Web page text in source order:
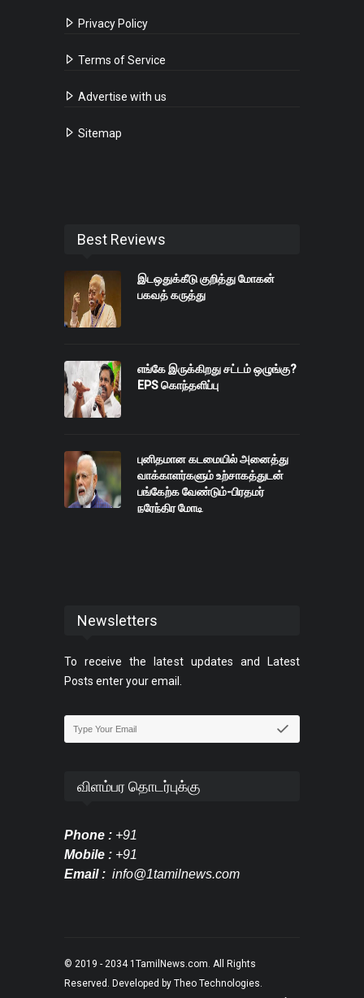
Privacy Policy
Terms of Service
Advertise with us
Sitemap
Best Reviews
இடஒதுக்கீடு குறித்து மோகன்
பகவத் கருத்து
எங்கே இருக்கிறது சட்டம் ஒழுங்கு?
EPS கொந்தளிப்பு
புனிதமான கடமையில் அனைத்து
வாக்காளர்களும் உற்சாகத்துடன்
பங்கேற்க வேண்டும்-பிரதமர்
நரேந்திர மோடி
Newsletters
To receive the latest updates and Latest
Posts enter your email.
விளம்பர தொடர்புக்கு
Phone : +91
Mobile : +91
Email : info@1tamilnews.com
© 2019 - 2034 1TamilNews.com. All Rights
Reserved. Developed by Theo Technologies.